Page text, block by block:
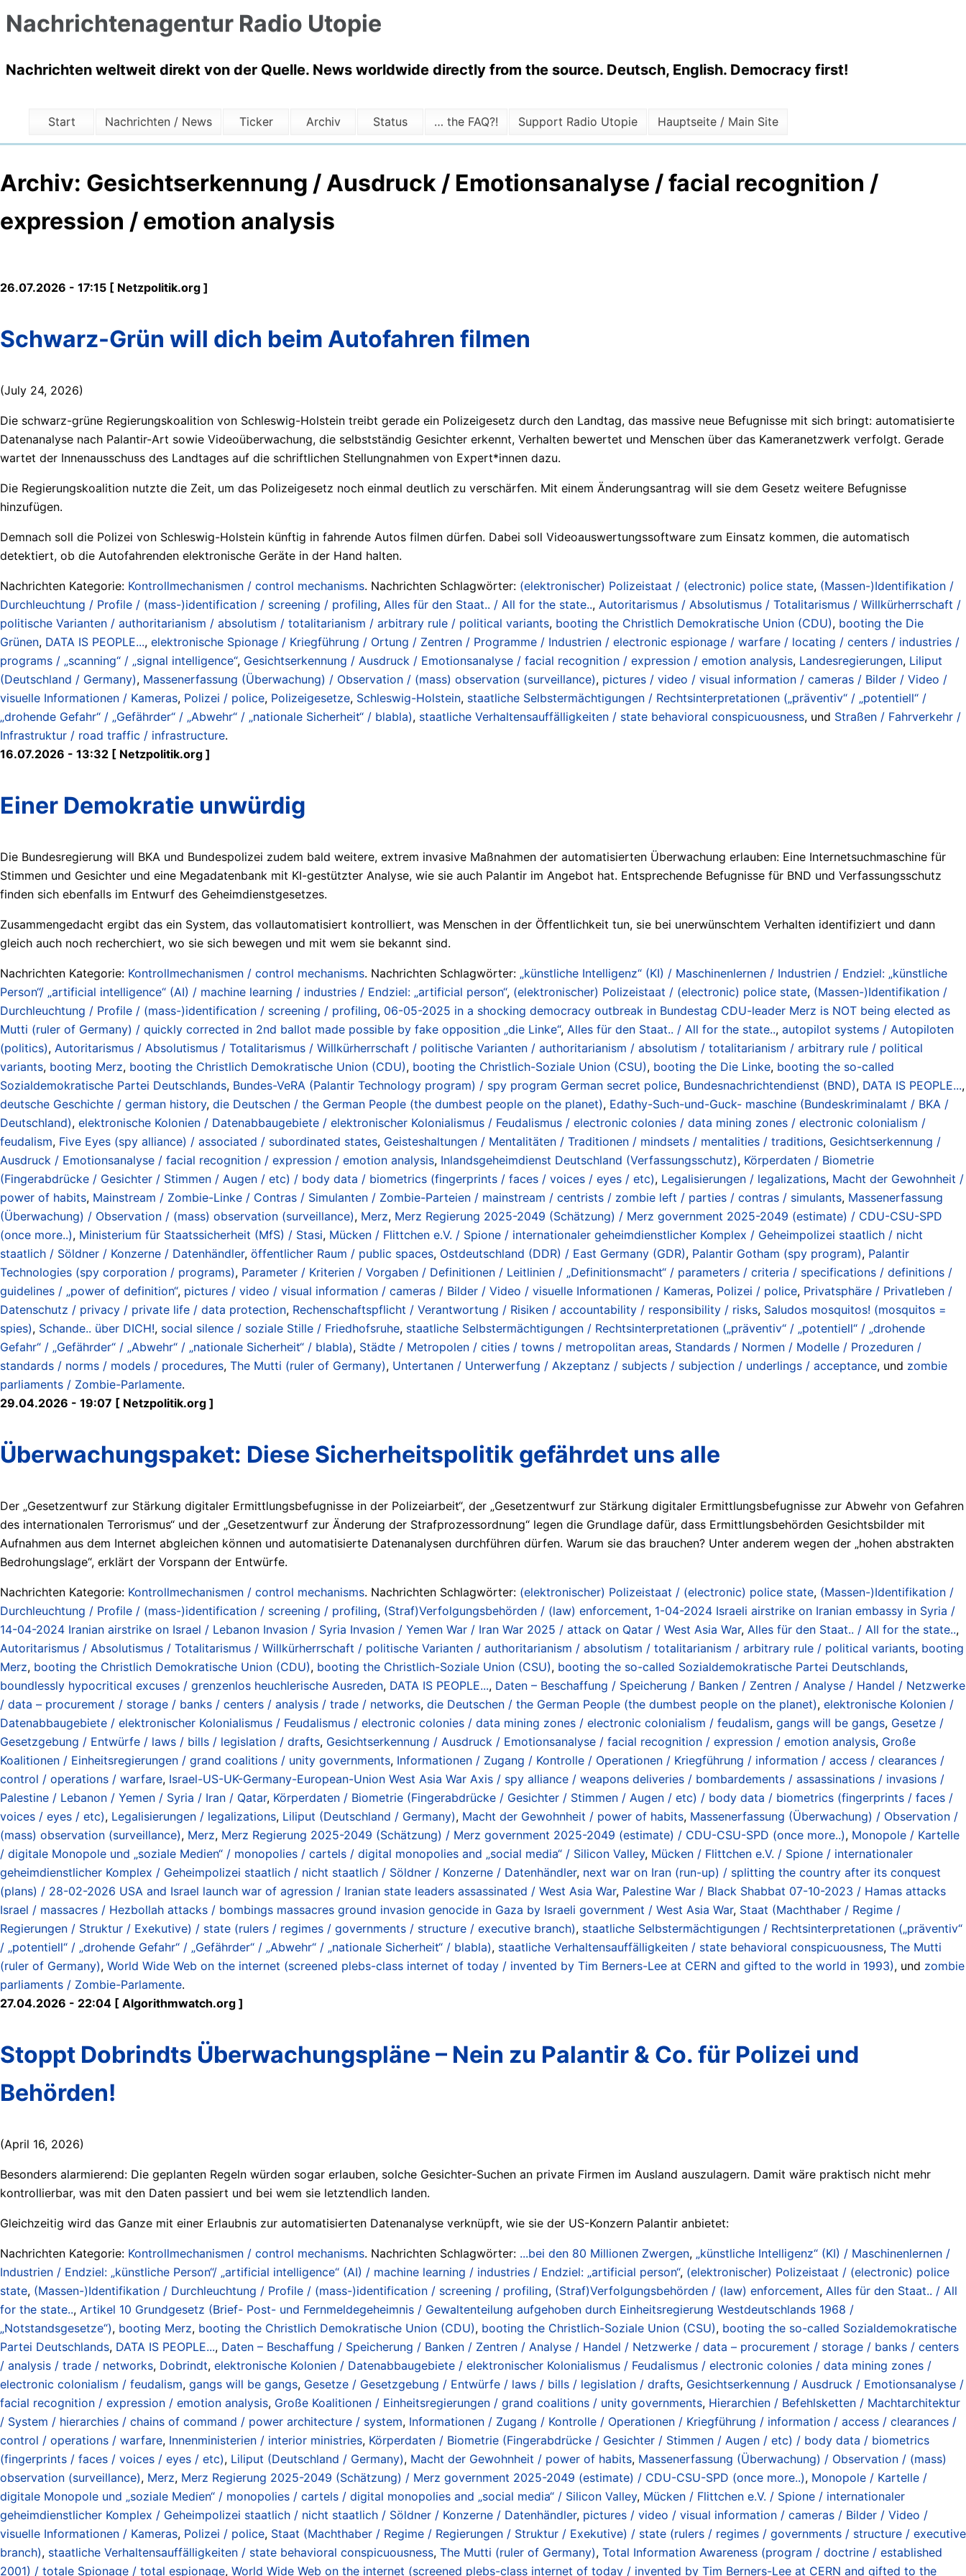
Nachrichtenagentur Radio Utopie
Nachrichten weltweit direkt von der Quelle. News worldwide directly from the source. Deutsch, English. Democracy first!
Start Nachrichten / News Ticker Archiv Status … the FAQ?! Support Radio Utopie Hauptseite / Main Site
Archiv: Gesichtserkennung / Ausdruck / Emotionsanalyse / facial recognition /
expression / emotion analysis
26.07.2026 - 17:15 [ Netzpolitik.org ]
Schwarz-Grün will dich beim Autofahren filmen
(July 24, 2026)
Die schwarz-grüne Regierungskoalition von Schleswig-Holstein treibt gerade ein Polizeigesetz durch den Landtag, das massive neue Befugnisse mit sich bringt: automatisierte
Datenanalyse nach Palantir-Art sowie Videoüberwachung, die selbstständig Gesichter erkennt, Verhalten bewertet und Menschen über das Kameranetzwerk verfolgt. Gerade
wartet der Innenausschuss des Landtages auf die schriftlichen Stellungnahmen von Expert*innen dazu.
Die Regierungskoalition nutzte die Zeit, um das Polizeigesetz noch einmal deutlich zu verschärfen. Mit einem Änderungsantrag will sie dem Gesetz weitere Befugnisse
hinzufügen.
Demnach soll die Polizei von Schleswig-Holstein künftig in fahrende Autos filmen dürfen. Dabei soll Videoauswertungssoftware zum Einsatz kommen, die automatisch
detektiert, ob die Autofahrenden elektronische Geräte in der Hand halten.
Nachrichten Kategorie: Kontrollmechanismen / control mechanisms. Nachrichten Schlagwörter: (elektronischer) Polizeistaat / (electronic) police state, (Massen-)Identifikation /
Durchleuchtung / Profile / (mass-)identification / screening / profiling, Alles für den Staat.. / All for the state.., Autoritarismus / Absolutismus / Totalitarismus / Willkürherrschaft /
politische Varianten / authoritarianism / absolutism / totalitarianism / arbitrary rule / political variants, booting the Christlich Demokratische Union (CDU), booting the Die
Grünen, DATA IS PEOPLE..., elektronische Spionage / Kriegführung / Ortung / Zentren / Programme / Industrien / electronic espionage / warfare / locating / centers / industries /
programs / „scanning“ / „signal intelligence“, Gesichtserkennung / Ausdruck / Emotionsanalyse / facial recognition / expression / emotion analysis, Landesregierungen, Liliput
(Deutschland / Germany), Massenerfassung (Überwachung) / Observation / (mass) observation (surveillance), pictures / video / visual information / cameras / Bilder / Video /
visuelle Informationen / Kameras, Polizei / police, Polizeigesetze, Schleswig-Holstein, staatliche Selbstermächtigungen / Rechtsinterpretationen („präventiv“ / „potentiell“ /
„drohende Gefahr“ / „Gefährder“ / „Abwehr“ / „nationale Sicherheit“ / blabla), staatliche Verhaltensauffälligkeiten / state behavioral conspicuousness, und Straßen / Fahrverkehr /
Infrastruktur / road traffic / infrastructure.
16.07.2026 - 13:32 [ Netzpolitik.org ]
Einer Demokratie unwürdig
Die Bundesregierung will BKA und Bundespolizei zudem bald weitere, extrem invasive Maßnahmen der automatisierten Überwachung erlauben: Eine Internetsuchmaschine für
Stimmen und Gesichter und eine Megadatenbank mit KI-gestützter Analyse, wie sie auch Palantir im Angebot hat. Entsprechende Befugnisse für BND und Verfassungsschutz
finden sich ebenfalls im Entwurf des Geheimdienstgesetzes.
Zusammengedacht ergibt das ein System, das vollautomatisiert kontrolliert, was Menschen in der Öffentlichkeit tun, sie bei unerwünschtem Verhalten identifiziert und dann
gleich auch noch recherchiert, wo sie sich bewegen und mit wem sie bekannt sind.
Nachrichten Kategorie: Kontrollmechanismen / control mechanisms. Nachrichten Schlagwörter: „künstliche Intelligenz“ (KI) / Maschinenlernen / Industrien / Endziel: „künstliche
Person“/ „artificial intelligence“ (AI) / machine learning / industries / Endziel: „artificial person“, (elektronischer) Polizeistaat / (electronic) police state, (Massen-)Identifikation /
Durchleuchtung / Profile / (mass-)identification / screening / profiling, 06-05-2025 in a shocking democracy outbreak in Bundestag CDU-leader Merz is NOT being elected as
Mutti (ruler of Germany) / quickly corrected in 2nd ballot made possible by fake opposition „die Linke“, Alles für den Staat.. / All for the state.., autopilot systems / Autopiloten
(politics), Autoritarismus / Absolutismus / Totalitarismus / Willkürherrschaft / politische Varianten / authoritarianism / absolutism / totalitarianism / arbitrary rule / political
variants, booting Merz, booting the Christlich Demokratische Union (CDU), booting the Christlich-Soziale Union (CSU), booting the Die Linke, booting the so-called
Sozialdemokratische Partei Deutschlands, Bundes-VeRA (Palantir Technology program) / spy program German secret police, Bundesnachrichtendienst (BND), DATA IS PEOPLE...,
deutsche Geschichte / german history, die Deutschen / the German People (the dumbest people on the planet), Edathy-Such-und-Guck- maschine (Bundeskriminalamt / BKA /
Deutschland), elektronische Kolonien / Datenabbaugebiete / elektronischer Kolonialismus / Feudalismus / electronic colonies / data mining zones / electronic colonialism /
feudalism, Five Eyes (spy alliance) / associated / subordinated states, Geisteshaltungen / Mentalitäten / Traditionen / mindsets / mentalities / traditions, Gesichtserkennung /
Ausdruck / Emotionsanalyse / facial recognition / expression / emotion analysis, Inlandsgeheimdienst Deutschland (Verfassungsschutz), Körperdaten / Biometrie
(Fingerabdrücke / Gesichter / Stimmen / Augen / etc) / body data / biometrics (fingerprints / faces / voices / eyes / etc), Legalisierungen / legalizations, Macht der Gewohnheit /
power of habits, Mainstream / Zombie-Linke / Contras / Simulanten / Zombie-Parteien / mainstream / centrists / zombie left / parties / contras / simulants, Massenerfassung
(Überwachung) / Observation / (mass) observation (surveillance), Merz, Merz Regierung 2025-2049 (Schätzung) / Merz government 2025-2049 (estimate) / CDU-CSU-SPD
(once more..), Ministerium für Staatssicherheit (MfS) / Stasi, Mücken / Flittchen e.V. / Spione / internationaler geheimdienstlicher Komplex / Geheimpolizei staatlich / nicht
staatlich / Söldner / Konzerne / Datenhändler, öffentlicher Raum / public spaces, Ostdeutschland (DDR) / East Germany (GDR), Palantir Gotham (spy program), Palantir
Technologies (spy corporation / programs), Parameter / Kriterien / Vorgaben / Definitionen / Leitlinien / „Definitionsmacht“ / parameters / criteria / specifications / definitions /
guidelines / „power of definition“, pictures / video / visual information / cameras / Bilder / Video / visuelle Informationen / Kameras, Polizei / police, Privatsphäre / Privatleben /
Datenschutz / privacy / private life / data protection, Rechenschaftspflicht / Verantwortung / Risiken / accountability / responsibility / risks, Saludos mosquitos! (mosquitos =
spies), Schande.. über DICH!, social silence / soziale Stille / Friedhofsruhe, staatliche Selbstermächtigungen / Rechtsinterpretationen („präventiv“ / „potentiell“ / „drohende
Gefahr“ / „Gefährder“ / „Abwehr“ / „nationale Sicherheit“ / blabla), Städte / Metropolen / cities / towns / metropolitan areas, Standards / Normen / Modelle / Prozeduren /
standards / norms / models / procedures, The Mutti (ruler of Germany), Untertanen / Unterwerfung / Akzeptanz / subjects / subjection / underlings / acceptance, und zombie
parliaments / Zombie-Parlamente.
29.04.2026 - 19:07 [ Netzpolitik.org ]
Überwachungspaket: Diese Sicherheitspolitik gefährdet uns alle
Der „Gesetzentwurf zur Stärkung digitaler Ermittlungsbefugnisse in der Polizeiarbeit“, der „Gesetzentwurf zur Stärkung digitaler Ermittlungsbefugnisse zur Abwehr von Gefahren
des internationalen Terrorismus“ und der „Gesetzentwurf zur Änderung der Strafprozessordnung“ legen die Grundlage dafür, dass Ermittlungsbehörden Gesichtsbilder mit
Aufnahmen aus dem Internet abgleichen können und automatisierte Datenanalysen durchführen dürfen. Warum sie das brauchen? Unter anderem wegen der „hohen abstrakten
Bedrohungslage“, erklärt der Vorspann der Entwürfe.
Nachrichten Kategorie: Kontrollmechanismen / control mechanisms. Nachrichten Schlagwörter: (elektronischer) Polizeistaat / (electronic) police state, (Massen-)Identifikation /
Durchleuchtung / Profile / (mass-)identification / screening / profiling, (Straf)Verfolgungsbehörden / (law) enforcement, 1-04-2024 Israeli airstrike on Iranian embassy in Syria /
14-04-2024 Iranian airstrike on Israel / Lebanon Invasion / Syria Invasion / Yemen War / Iran War 2025 / attack on Qatar / West Asia War, Alles für den Staat.. / All for the state..,
Autoritarismus / Absolutismus / Totalitarismus / Willkürherrschaft / politische Varianten / authoritarianism / absolutism / totalitarianism / arbitrary rule / political variants, booting
Merz, booting the Christlich Demokratische Union (CDU), booting the Christlich-Soziale Union (CSU), booting the so-called Sozialdemokratische Partei Deutschlands,
boundlessly hypocritical excuses / grenzenlos heuchlerische Ausreden, DATA IS PEOPLE..., Daten – Beschaffung / Speicherung / Banken / Zentren / Analyse / Handel / Netzwerke
/ data – procurement / storage / banks / centers / analysis / trade / networks, die Deutschen / the German People (the dumbest people on the planet), elektronische Kolonien /
Datenabbaugebiete / elektronischer Kolonialismus / Feudalismus / electronic colonies / data mining zones / electronic colonialism / feudalism, gangs will be gangs, Gesetze /
Gesetzgebung / Entwürfe / laws / bills / legislation / drafts, Gesichtserkennung / Ausdruck / Emotionsanalyse / facial recognition / expression / emotion analysis, Große
Koalitionen / Einheitsregierungen / grand coalitions / unity governments, Informationen / Zugang / Kontrolle / Operationen / Kriegführung / information / access / clearances /
control / operations / warfare, Israel-US-UK-Germany-European-Union West Asia War Axis / spy alliance / weapons deliveries / bombardements / assassinations / invasions /
Palestine / Lebanon / Yemen / Syria / Iran / Qatar, Körperdaten / Biometrie (Fingerabdrücke / Gesichter / Stimmen / Augen / etc) / body data / biometrics (fingerprints / faces /
voices / eyes / etc), Legalisierungen / legalizations, Liliput (Deutschland / Germany), Macht der Gewohnheit / power of habits, Massenerfassung (Überwachung) / Observation /
(mass) observation (surveillance), Merz, Merz Regierung 2025-2049 (Schätzung) / Merz government 2025-2049 (estimate) / CDU-CSU-SPD (once more..), Monopole / Kartelle
/ digitale Monopole und „soziale Medien“ / monopolies / cartels / digital monopolies and „social media“ / Silicon Valley, Mücken / Flittchen e.V. / Spione / internationaler
geheimdienstlicher Komplex / Geheimpolizei staatlich / nicht staatlich / Söldner / Konzerne / Datenhändler, next war on Iran (run-up) / splitting the country after its conquest
(plans) / 28-02-2026 USA and Israel launch war of agression / Iranian state leaders assassinated / West Asia War, Palestine War / Black Shabbat 07-10-2023 / Hamas attacks
Israel / massacres / Hezbollah attacks / bombings massacres ground invasion genocide in Gaza by Israeli government / West Asia War, Staat (Machthaber / Regime /
Regierungen / Struktur / Exekutive) / state (rulers / regimes / governments / structure / executive branch), staatliche Selbstermächtigungen / Rechtsinterpretationen („präventiv“
/ „potentiell“ / „drohende Gefahr“ / „Gefährder“ / „Abwehr“ / „nationale Sicherheit“ / blabla), staatliche Verhaltensauffälligkeiten / state behavioral conspicuousness, The Mutti
(ruler of Germany), World Wide Web on the internet (screened plebs-class internet of today / invented by Tim Berners-Lee at CERN and gifted to the world in 1993), und zombie
parliaments / Zombie-Parlamente.
27.04.2026 - 22:04 [ Algorithmwatch.org ]
Stoppt Dobrindts Überwachungspläne – Nein zu Palantir & Co. für Polizei und
Behörden!
(April 16, 2026)
Besonders alarmierend: Die geplanten Regeln würden sogar erlauben, solche Gesichter-Suchen an private Firmen im Ausland auszulagern. Damit wäre praktisch nicht mehr
kontrollierbar, was mit den Daten passiert und bei wem sie letztendlich landen.
Gleichzeitig wird das Ganze mit einer Erlaubnis zur automatisierten Datenanalyse verknüpft, wie sie der US-Konzern Palantir anbietet:
Nachrichten Kategorie: Kontrollmechanismen / control mechanisms. Nachrichten Schlagwörter: ...bei den 80 Millionen Zwergen, „künstliche Intelligenz“ (KI) / Maschinenlernen /
Industrien / Endziel: „künstliche Person“/ „artificial intelligence“ (AI) / machine learning / industries / Endziel: „artificial person“, (elektronischer) Polizeistaat / (electronic) police
state, (Massen-)Identifikation / Durchleuchtung / Profile / (mass-)identification / screening / profiling, (Straf)Verfolgungsbehörden / (law) enforcement, Alles für den Staat.. / All
for the state.., Artikel 10 Grundgesetz (Brief- Post- und Fernmeldegeheimnis / Gewaltenteilung aufgehoben durch Einheitsregierung Westdeutschlands 1968 /
„Notstandsgesetze“), booting Merz, booting the Christlich Demokratische Union (CDU), booting the Christlich-Soziale Union (CSU), booting the so-called Sozialdemokratische
Partei Deutschlands, DATA IS PEOPLE..., Daten – Beschaffung / Speicherung / Banken / Zentren / Analyse / Handel / Netzwerke / data – procurement / storage / banks / centers
/ analysis / trade / networks, Dobrindt, elektronische Kolonien / Datenabbaugebiete / elektronischer Kolonialismus / Feudalismus / electronic colonies / data mining zones /
electronic colonialism / feudalism, gangs will be gangs, Gesetze / Gesetzgebung / Entwürfe / laws / bills / legislation / drafts, Gesichtserkennung / Ausdruck / Emotionsanalyse /
facial recognition / expression / emotion analysis, Große Koalitionen / Einheitsregierungen / grand coalitions / unity governments, Hierarchien / Befehlsketten / Machtarchitektur
/ System / hierarchies / chains of command / power architecture / system, Informationen / Zugang / Kontrolle / Operationen / Kriegführung / information / access / clearances /
control / operations / warfare, Innenministerien / interior ministries, Körperdaten / Biometrie (Fingerabdrücke / Gesichter / Stimmen / Augen / etc) / body data / biometrics
(fingerprints / faces / voices / eyes / etc), Liliput (Deutschland / Germany), Macht der Gewohnheit / power of habits, Massenerfassung (Überwachung) / Observation / (mass)
observation (surveillance), Merz, Merz Regierung 2025-2049 (Schätzung) / Merz government 2025-2049 (estimate) / CDU-CSU-SPD (once more..), Monopole / Kartelle /
digitale Monopole und „soziale Medien“ / monopolies / cartels / digital monopolies and „social media“ / Silicon Valley, Mücken / Flittchen e.V. / Spione / internationaler
geheimdienstlicher Komplex / Geheimpolizei staatlich / nicht staatlich / Söldner / Konzerne / Datenhändler, pictures / video / visual information / cameras / Bilder / Video /
visuelle Informationen / Kameras, Polizei / police, Staat (Machthaber / Regime / Regierungen / Struktur / Exekutive) / state (rulers / regimes / governments / structure / executive
branch), staatliche Verhaltensauffälligkeiten / state behavioral conspicuousness, The Mutti (ruler of Germany), Total Information Awareness (program / doctrine / established
2001) / totale Spionage / total espionage, World Wide Web on the internet (screened plebs-class internet of today / invented by Tim Berners-Lee at CERN and gifted to the